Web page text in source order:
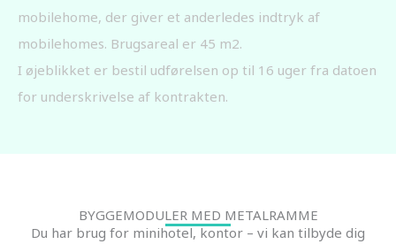
mobilehome, der giver et anderledes indtryk af
mobilehomes. Brugsareal er 45 m2.
I øjeblikket er bestil udførelsen op til 16 uger fra datoen
for underskrivelse af kontrakten.
BYGGEMODULER MED METALRAMME
Du har brug for minihotel, kontor – vi kan tilbyde dig